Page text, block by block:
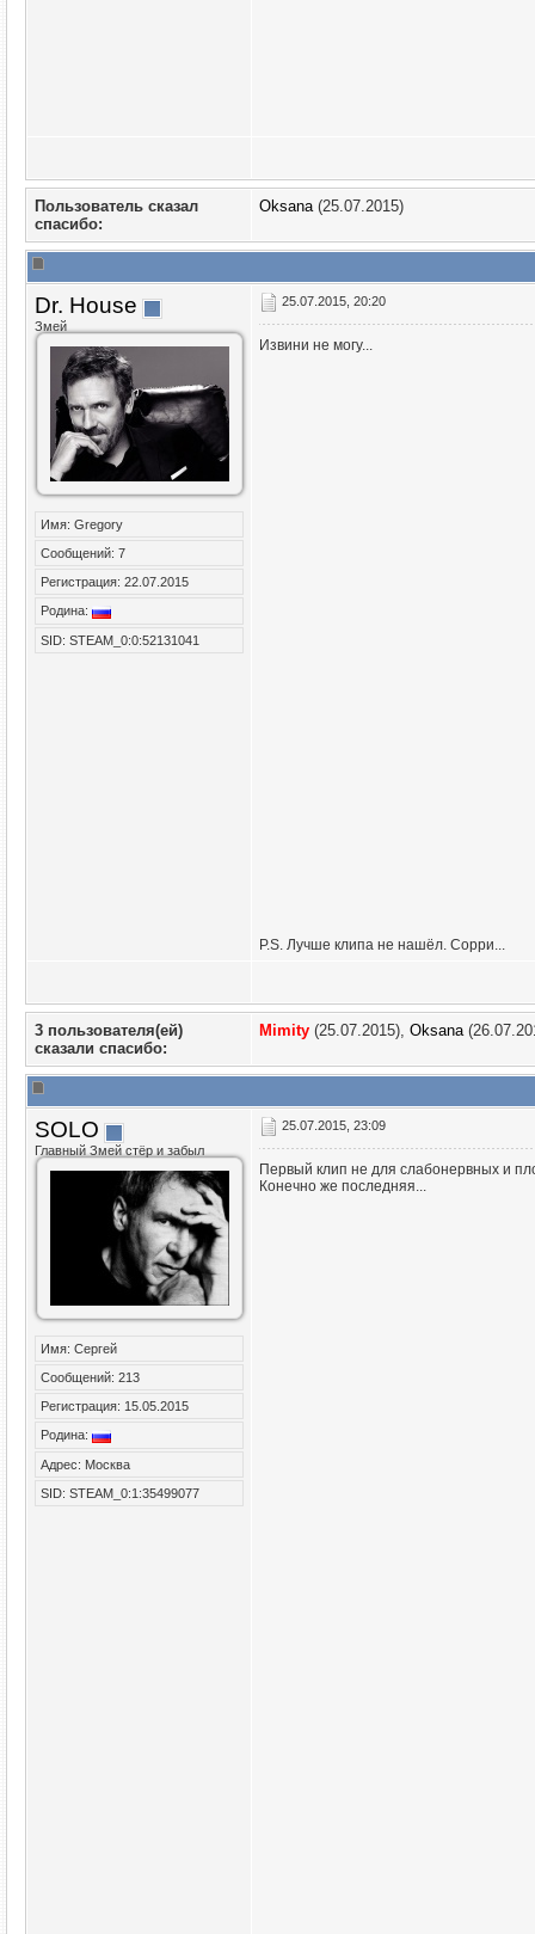
Пользователь сказал
cпасибо:
Oksana(25.07.2015)
Dr. House
Змей
Имя: Gregory
Сообщений: 7
Регистрация: 22.07.2015
Родина:
SID: STEAM_0:0:52131041
25.07.2015, 20:20
Извини не могу...
P.S. Лучше клипа не нашёл. Сорри...
3 пользователя(ей)
сказали cпасибо:
Mimity (25.07.2015), Oksana
SOLO
Главный Змей стёр и забыл
Имя: Сергей
Сообщений: 213
Регистрация: 15.05.2015
Родина:
Адрес: Москва
SID: STEAM_0:1:35499077
25.07.2015, 23:09
Первый клип не для слабонервных и
Конечно же последняя...